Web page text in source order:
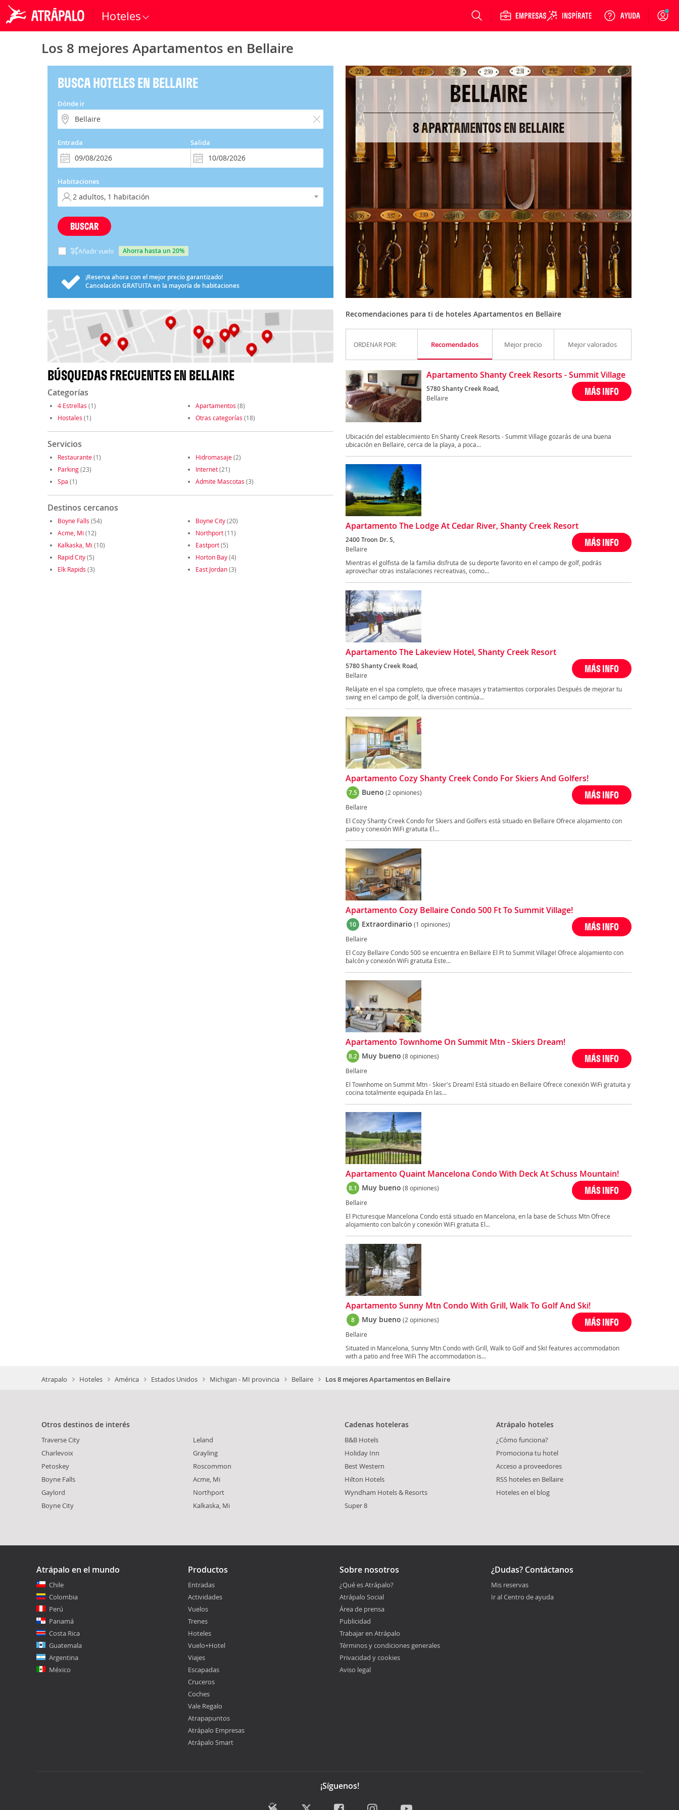
Hoteles Login
Los 8 mejores Apartamentos en Bellaire
BUSCA HOTELES EN BELLAIRE
Dónde ir
Entrada Salida
Habitaciones
BUSCAR
Añadir vuelo ahorra hasta un 20%
¡Reserva ahora con el mejor precio garantizado!
Cancelación GRATUITAen la mayoría de habitaciones
BÚSQUEDAS FRECUENTES EN BELLAIRE
Categorías
4 Estrellas (1) Apartamentos (8)
Hostales (1) Otras categorías (18)
Servicios
Restaurante(1) Hidromasaje(2)
Parking(23) Internet(21)
Spa (1) Admite Mascotas (3)
Destinos cercanos
Boyne Falls (54) Boyne City(20)
Acme, Mi (12) Northport(11)
Kalkaska, Mi (10) Eastport(5)
Rapid City(5) Horton Bay(4)
Elk Rapids (3) East Jordan(3)
BELLAIRE
8 APARTAMENTOS EN BELLAIRE
Recomendaciones para ti de hoteles Apartamentos en Bellaire
ORDENAR POR: Recomendados Mejor precio Mejor valorados
Apartamento Shanty Creek Resorts - Summit Village
5780 Shanty Creek Road,
Bellaire
MÁS INFO
Ubicación del establecimiento En Shanty Creek Resorts - Summit Village gozarás de una buena
ubicación en Bellaire, cerca de la playa, a poca...
Apartamento The Lodge At Cedar River, Shanty Creek Resort
2400 Troon Dr. S,
Bellaire
MÁS INFO
Mientras el golfista de la familia disfruta de su deporte favorito en el campo de golf, podrás
aprovechar otras instalaciones recreativas, como...
Apartamento The Lakeview Hotel, Shanty Creek Resort
5780 Shanty Creek Road,
Bellaire
MÁS INFO
Relájate en el spa completo, que ofrece masajes y tratamientos corporales Después de mejorar tu
swing en el campo de golf, la diversión continúa...
Apartamento Cozy Shanty Creek Condo For Skiers And Golfers!
7.5 Bueno (2 opiniones)
Bellaire
MÁS INFO
El Cozy Shanty Creek Condo for Skiers and Golfers está situado en Bellaire Ofrece alojamiento con
patio y conexión WiFi gratuita El...
Apartamento Cozy Bellaire Condo 500 Ft To Summit Village!
10 Extraordinario (1 opiniones)
Bellaire
MÁS INFO
El Cozy Bellaire Condo 500 se encuentra en Bellaire El Ft to Summit Village! Ofrece alojamiento con
balcón y conexión WiFi gratuita Este...
Apartamento Townhome On Summit Mtn - Skiers Dream!
8.2 Muy bueno (8 opiniones)
Bellaire
MÁS INFO
El Townhome on Summit Mtn - Skier's Dream! Está situado en Bellaire Ofrece conexión WiFi gratuita y
cocina totalmente equipada En las...
Apartamento Quaint Mancelona Condo With Deck At Schuss Mountain!
8.1 Muy bueno (8 opiniones)
Bellaire
MÁS INFO
El Picturesque Mancelona Condo está situado en Mancelona, en la base de Schuss Mtn Ofrece
alojamiento con balcón y conexión WiFi gratuita El...
Apartamento Sunny Mtn Condo With Grill, Walk To Golf And Ski!
8 Muy bueno (2 opiniones)
Bellaire
MÁS INFO
Situated in Mancelona, Sunny Mtn Condo with Grill, Walk to Golf and Ski! features accommodation
with a patio and free WiFi The accommodation is...
Atrapalo Hoteles América Estados Unidos Michigan - MI provincia Bellaire Los 8 mejores Apartamentos en Bellaire
Otros destinos de interés
Traverse City
Charlevoix
Petoskey
Boyne Falls
Gaylord
Boyne City
Leland
Grayling
Roscommon
Acme, Mi
Northport
Kalkaska, Mi
Cadenas hoteleras
B&B Hotels
Holiday Inn
Best Western
Hilton Hotels
Wyndham Hotels & Resorts
Super 8
Atrápalo hoteles
¿Cómo funciona?
Promociona tu hotel
Acceso a proveedores
RSS hoteles en Bellaire
Hoteles en el blog
Atrápalo en el mundo
Chile
Colombia
Perú
Panamá
Costa Rica
Guatemala
Argentina
México
Productos
Entradas
Actividades
Vuelos
Trenes
Hoteles
Vuelo+Hotel
Viajes
Escapadas
Cruceros
Coches
Vale Regalo
Atrapapuntos
Atrápalo Empresas
Atrápalo Smart
Sobre nosotros
¿Qué es Atrápalo?
Atrápalo Social
Área de prensa
Publicidad
Trabajar en Atrápalo
Términos y condiciones generales
Privacidad y cookies
Aviso legal
¿Dudas? Contáctanos
Mis reservas
Ir al Centro de ayuda
¡Síguenos!